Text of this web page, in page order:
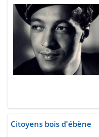
Citoyens bois d'ébène